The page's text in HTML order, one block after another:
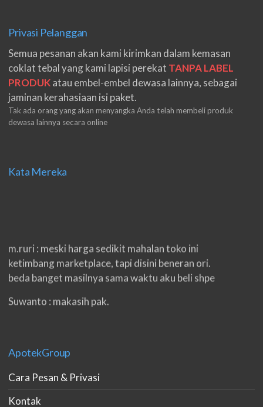
Privasi Pelanggan
Semua pesanan akan kami kirimkan dalam kemasan
coklat tebal yang kami lapisi perekat TANPA LABEL
PRODUKatau embel-embel dewasa lainnya, sebagai
jaminan kerahasiaan isi paket.
Tak ada orang yang akan menyangka Anda telah membeli produk
dewasa lainnya secara online
Kata Mereka
m.ruri : meski harga sedikit mahalan toko ini
ketimbang marketplace, tapi disini beneran ori.
beda banget masilnya sama waktu aku beli shpe
Suwanto : makasih pak.
produknya. tetep jaga kualitas ya gan.
eko padang : ko brang udh sampek, kan bru 2 hri
gan. cpet bgt
ApotekGroup
Cara Pesan & Privasi
Kontak